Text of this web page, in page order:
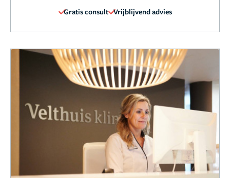
Gratis consult Vrijblijvend advies